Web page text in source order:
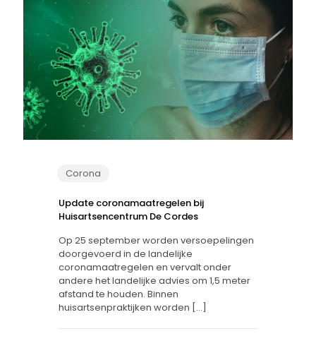
Corona
Update coronamaatregelen bij
Huisartsencentrum De Cordes
Op 25 september worden versoepelingen
doorgevoerd in de landelijke
coronamaatregelen en vervalt onder
andere het landelijke advies om 1,5 meter
afstand te houden. Binnen
huisartsenpraktijken worden […]